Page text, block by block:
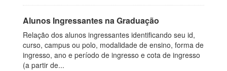
Alunos Ingressantes na Graduação
Relação dos alunos ingressantes identificando seu id,
curso, campus ou polo, modalidade de ensino, forma de
ingresso, ano e período de ingresso e cota de ingresso
(a partir de...